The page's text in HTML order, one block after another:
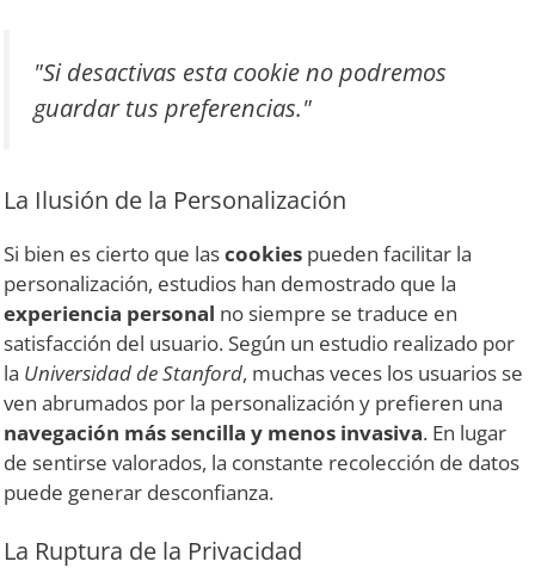
"Si desactivas esta cookie no podremos
guardar tus preferencias."
La Ilusión de la Personalización
Si bien es cierto que lascookies pueden facilitar la
personalización, estudios han demostrado que la
experiencia personal no siempre se traduce en
satisfacción del usuario. Según un estudio realizado por
la Universidad de Stanford, muchas veces los usuarios se
ven abrumados por la personalización y prefieren una
navegación más sencilla y menos invasiva. En lugar
de sentirse valorados, la constante recolección de datos
puede generar desconfianza.
La Ruptura de la Privacidad